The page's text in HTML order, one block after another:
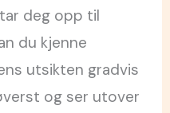
deg opp til
du kjenne
utsikten gradvis
og ser utover